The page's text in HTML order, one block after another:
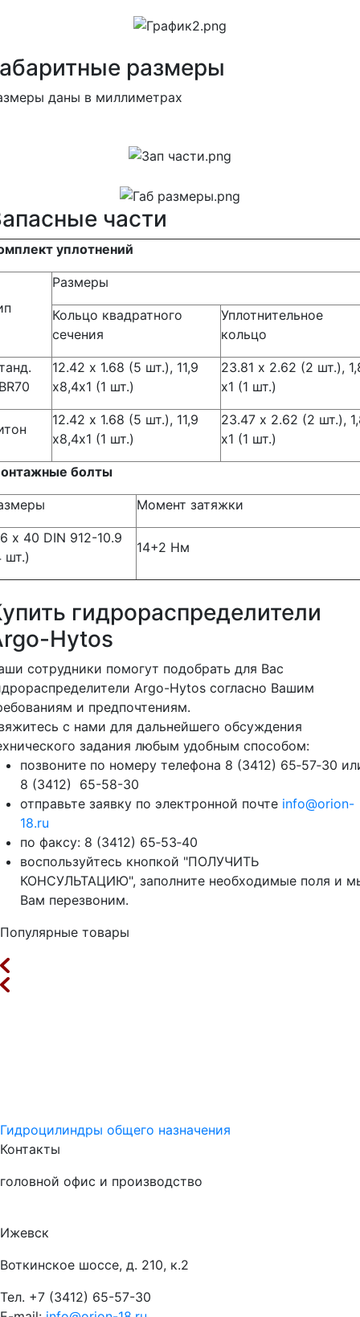
размеры
даны в миллиметрах
части
уплотнений
Размеры
Кольцо квадратного
сечения
Уплотнительное
кольцо
12.42 х 1.68 (5 шт.), 11,9
х8,4х1 (1 шт.)
23.81 х 2.62 (2 шт.),
х1 (1 шт.)
12.42 х 1.68 (5 шт.), 11,9
х8,4х1 (1 шт.)
23.47 х 2.62 (2 шт.),
х1 (1 шт.)
болты
Момент затяжки
х 40 DIN 912-10.9
шт.)
14+2 Нм
гидрораспределители
Hytos
сотрудники помогут подобрать для Вас
Argo-Hytos согласно Вашим
и предпочтениям.
с нами для дальнейшего обсуждения
задания любым удобным способом:
позвоните по номеру телефона 8 (3412) 65‑57‑30
8 (3412) 65-58-30
отправьте заявку по электронной почте info@orion-
18.ru
по факсу: 8 (3412) 65‑53‑40
воспользуйтесь кнопкой "ПОЛУЧИТЬ
КОНСУЛЬТАЦИЮ", заполните необходимые поля и
Вам перезвоним.
Популярные товары
Гидроцилиндры общего назначения
Контакты
головной офис и производство
Ижевск
Воткинское шоссе, д. 210, к.2
Тел. +7 (3412) 65-57-30